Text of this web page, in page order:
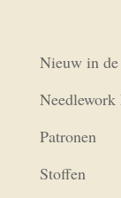
Nieuw in
Patronen
Stoffen